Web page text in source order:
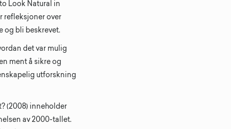
Look Natural in
refleksjoner over
og bli beskrevet.
det var mulig
ment å sikre og
utforskning
(2008) inneholder
av 2000-tallet.